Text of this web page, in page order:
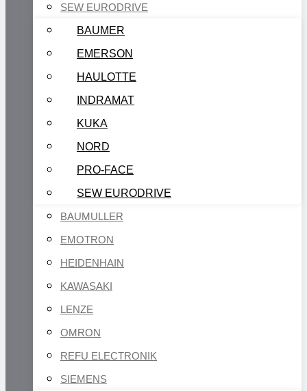
SEW EURODRIVE
BAUMER
EMERSON
HAULOTTE
INDRAMAT
KUKA
NORD
PRO-FACE
SEW EURODRIVE
BAUMULLER
EMOTRON
HEIDENHAIN
KAWASAKI
LENZE
OMRON
REFU ELECTRONIK
SIEMENS